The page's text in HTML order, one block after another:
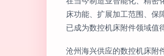
床功能、扩展加工范围、保
已成为数控机床附件领域值
沧州海兴供应的数控机床附